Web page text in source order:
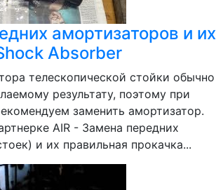
амортизаторов и их
Absorber
телескопической стойки обычно
результату, поэтому при
заменить амортизатор.
AIR - Замена передних
и их правильная прокачка...